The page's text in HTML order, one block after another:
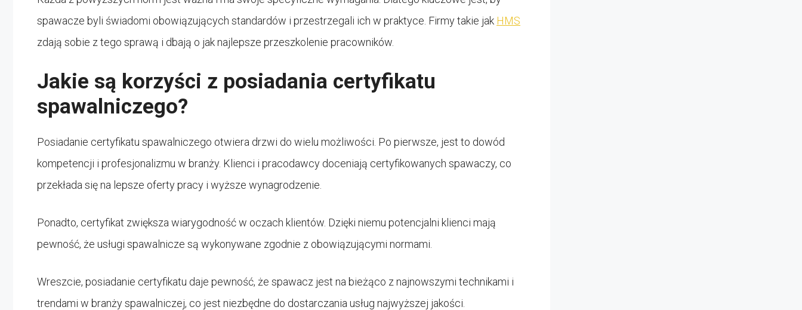
spawacze byli świadomi obowiązujących standardów i przestrzegali ich w praktyce. Firmy takie jak HMS
zdają sobie z tego sprawą i dbają o jak najlepsze przeszkolenie pracowników.
Jakie są korzyści z posiadania certyfikatu
spawalniczego?
Posiadanie certyfikatu spawalniczego otwiera drzwi do wielu możliwości. Po pierwsze, jest to dowód
kompetencji i profesjonalizmu w branży. Klienci i pracodawcy doceniają certyfikowanych spawaczy, co
przekłada się na lepsze oferty pracy i wyższe wynagrodzenie.
Ponadto, certyfikat zwiększa wiarygodność w oczach klientów. Dzięki niemu potencjalni klienci mają
pewność, że usługi spawalnicze są wykonywane zgodnie z obowiązującymi normami.
Wreszcie, posiadanie certyfikatu daje pewność, że spawacz jest na bieżąco z najnowszymi technikami i
trendami w branży spawalniczej, co jest niezbędne do dostarczania usług najwyższej jakości.